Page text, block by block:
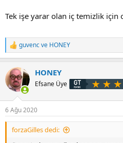
Tek işe yarar olan iç temizlik için
T
e
k
l
guvencve HONEY
HONEY
Efsane Üye
6 Ağu 2020
forzaGilles dedi: